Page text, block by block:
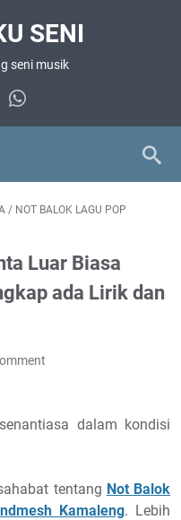
SENI
seni musik
/ NOT BALOK LAGU POP
Luar Biasa
ada Lirik dan
dalam kondisi
tentang Not Balok
Kamaleng. Lebih